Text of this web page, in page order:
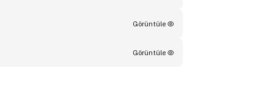
Görüntüle
Görüntüle